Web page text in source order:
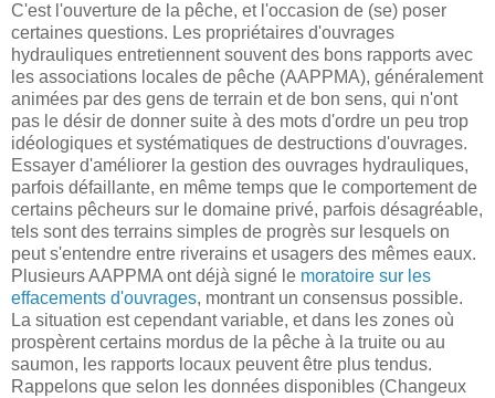
C'est l'ouverture de la pêche, et l'occasion de (se) poser
certaines questions. Les propriétaires d'ouvrages
hydrauliques entretiennent souvent des bons rapports avec
les associations locales de pêche (AAPPMA), généralement
animées par des gens de terrain et de bon sens, qui n'ont
pas le désir de donner suite à des mots d'ordre un peu trop
idéologiques et systématiques de destructions d'ouvrages.
Essayer d'améliorer la gestion des ouvrages hydrauliques,
parfois défaillante, en même temps que le comportement de
certains pêcheurs sur le domaine privé, parfois désagréable,
tels sont des terrains simples de progrès sur lesquels on
peut s'entendre entre riverains et usagers des mêmes eaux.
Plusieurs AAPPMA ont déjà signé le moratoire sur les
effacements d'ouvrages, montrant un consensus possible.
La situation est cependant variable, et dans les zones où
prospèrent certains mordus de la pêche à la truite ou au
saumon, les rapports locaux peuvent être plus tendus.
Rappelons que selon les données disponibles (Changeux